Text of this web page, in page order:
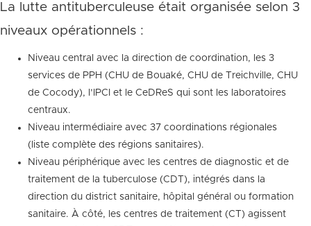
La lutte antituberculeuse était organisée selon 3
niveaux opérationnels :
Niveau central avec la direction de coordination, les 3
services de PPH (CHU de Bouaké, CHU de Treichville, CHU
de Cocody), l’IPCI et le CeDReS qui sont les laboratoires
centraux.
Niveau intermédiaire avec 37 coordinations régionales
(liste complète des régions sanitaires).
Niveau périphérique avec les centres de diagnostic et de
traitement de la tuberculose (CDT), intégrés dans la
direction du district sanitaire, hôpital général ou formation
sanitaire. À côté, les centres de traitement (CT) agissent